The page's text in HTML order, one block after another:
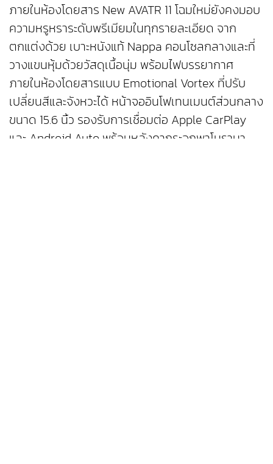
ภายในห้องโดยสาร New AVATR 11 โฉมใหม่ยังคงมอบ
ความหรูหราระดับพรีเมียมในทุกรายละเอียด จาก
ตกแต่งด้วย เบาะหนังแท้ Nappa คอนโซลกลางและที่
วางแขนหุ้มด้วยวัสดุเนื้อนุ่ม พร้อมไฟบรรยากาศ
ภายในห้องโดยสารแบบ Emotional Vortex ที่ปรับ
เปลี่ยนสีและจังหวะได้ หน้าจออินโฟเทนเมนต์ส่วนกลาง
ขนาด 15.6 นิ้ว รองรับการเชื่อมต่อ Apple CarPlay
และ Android Auto พร้อมหลังคากระจกพาโนรามา